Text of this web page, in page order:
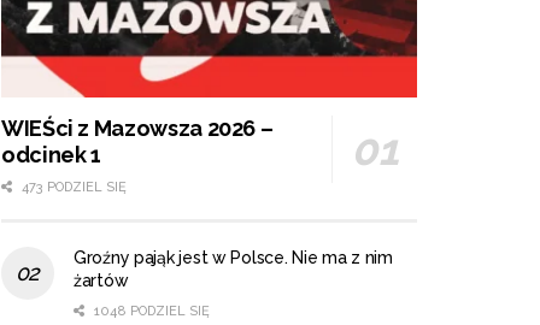
WIEŚci z Mazowsza 2026 –
odcinek 1
473 PODZIEL SIĘ
Groźny pająk jest w Polsce. Nie ma z nim
żartów
1048 PODZIEL SIĘ